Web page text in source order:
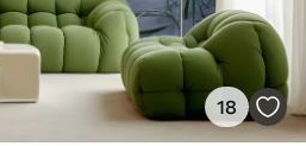
18